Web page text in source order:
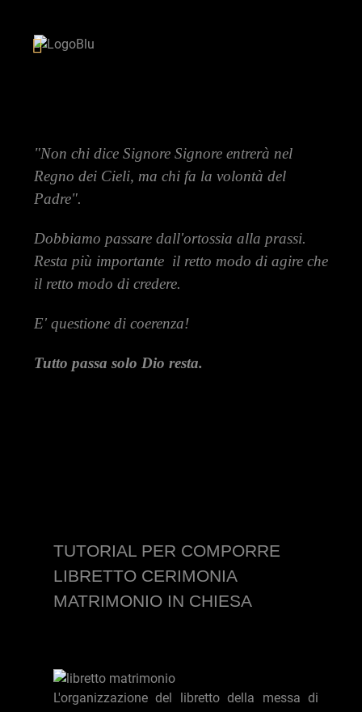
"Non chi dice Signore Signore entrerà nel
Regno dei Cieli, ma chi fa la volontà del
Padre".
Dobbiamo passare dall'ortossia alla prassi.
Resta più importante il retto modo di agire che
il retto modo di credere.
E' questione di coerenza!
Tutto passa solo Dio resta.
TUTORIAL PER COMPORRE
LIBRETTO CERIMONIA
MATRIMONIO IN CHIESA
L'organizzazione del libretto della messa di